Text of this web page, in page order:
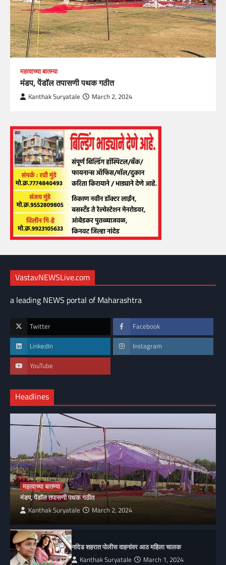
महत्वाच्या बातम्या
मंडप, पेंडॉल तपासणी पथक गठीत
Kanthak Suryatale March 2, 2024
VastavNEWSLive.com
a leading NEWS portal of Maharashtra
Twitter Facebook
LinkedIn Instagram
YouTube
Headlines
महत्वाच्या बातम्या
मंडप, पेंडॉल तपासणी पथक गठीत
Kanthak Suryatale March 2, 2024
नांदेड शहरात पोलीस वाहनांवर आठ महिला चालक
Kanthak Suryatale March 1, 2024